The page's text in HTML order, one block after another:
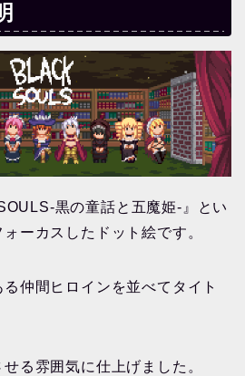
黒の童話と五魔姫-』とい
ーカスしたドット絵です。
仲間ヒロインを並べてタイト
る雰囲気に仕上げました。